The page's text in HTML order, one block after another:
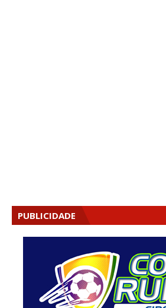
PUBLICIDADE